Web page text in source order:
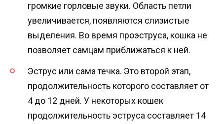
громкие горловые звуки. Область петли
увеличивается, появляются слизистые
выделения. Во время проэструса, кошка не
позволяет самцам приближаться к ней.
Эструс или сама течка. Это второй этап,
продолжительность которого составляет от
4 до 12 дней. У некоторых кошек
продолжительность эструса составляет 14